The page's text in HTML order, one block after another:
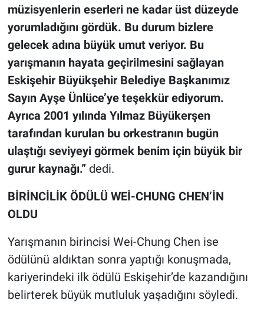
müzisyenlerin eserleri ne kadar üst düzeyde
yorumladığını gördük. Bu durum bizlere
gelecek adına büyük umut veriyor. Bu
yarışmanın hayata geçirilmesini sağlayan
Eskişehir Büyükşehir Belediye Başkanımız
Sayın Ayşe Ünlüce’ye teşekkür ediyorum.
Ayrıca 2001 yılında Yılmaz Büyükerşen
tarafından kurulan bu orkestranın bugün
ulaştığı seviyeyi görmek benim için büyük bir
gurur kaynağı.”dedi.
BİRİNCİLİK ÖDÜLÜ WEİ-CHUNG CHEN’İN
OLDU
Yarışmanın birincisi Wei-Chung Chen ise
ödülünü aldıktan sonra yaptığı konuşmada,
kariyerindeki ilk ödülü Eskişehir’de kazandığını
belirterek büyük mutluluk yaşadığını söyledi.